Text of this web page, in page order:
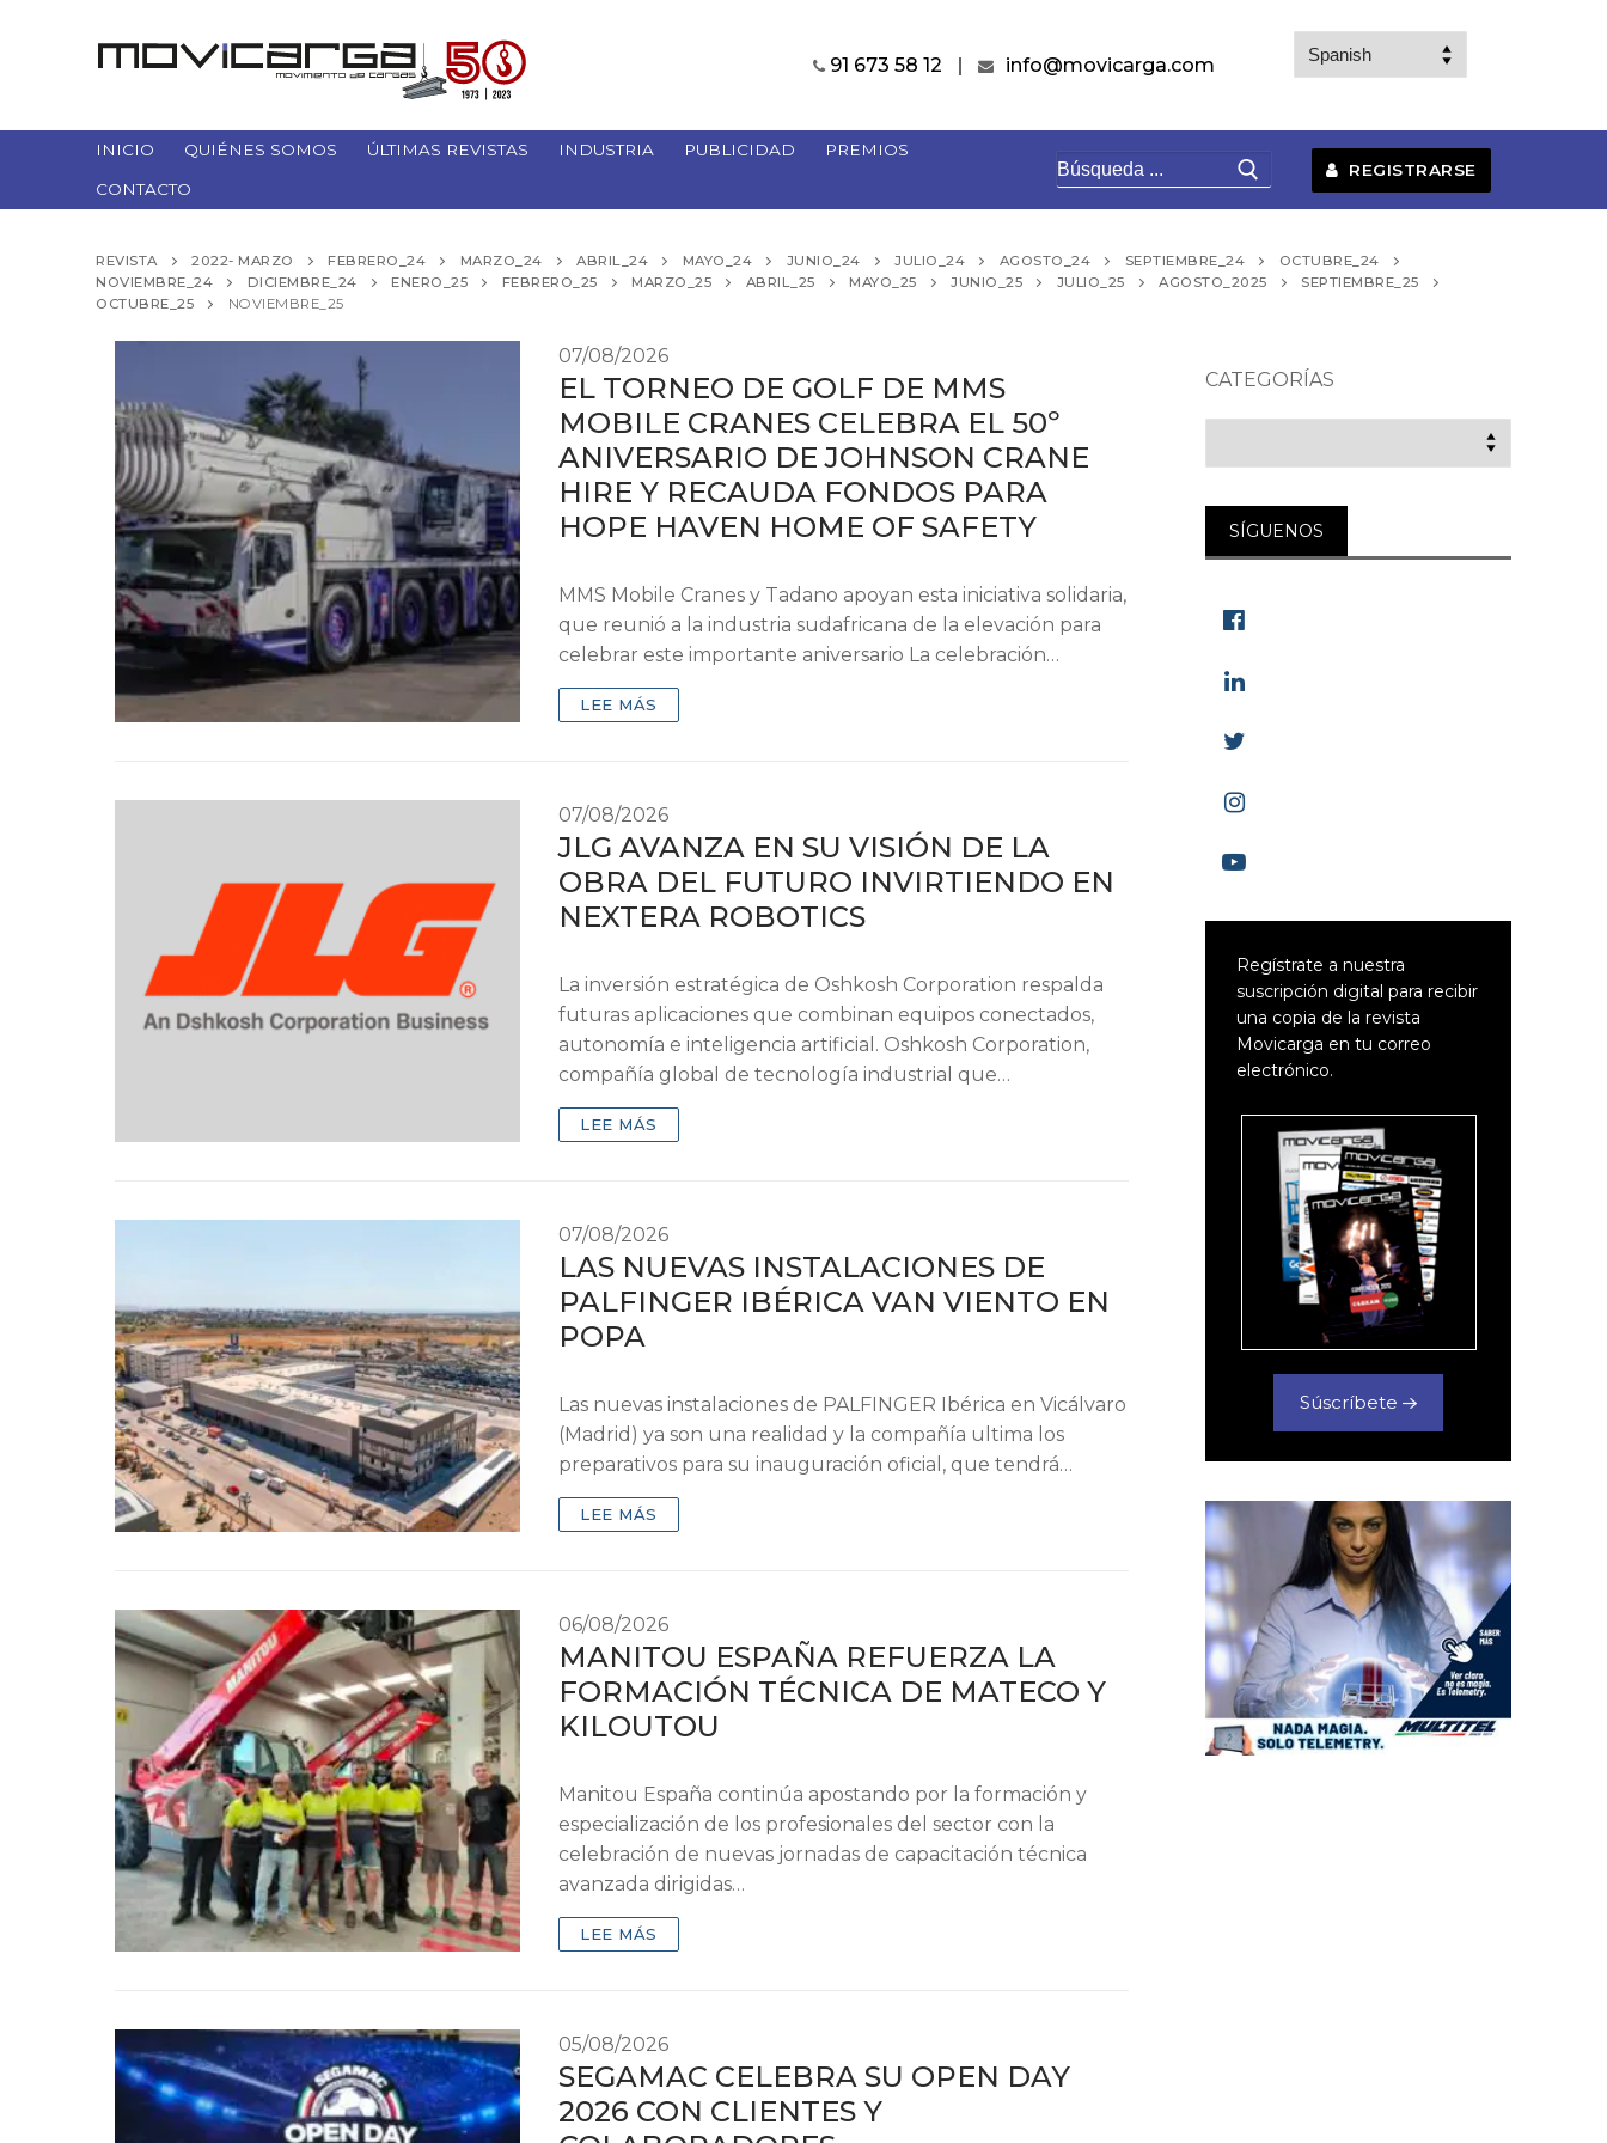
91 673 58 12 info@movicarga.com
INICIO QUIÉNES SOMOS ÚLTIMAS REVISTAS INDUSTRIA PUBLICIDAD PREMIOS
CONTACTO
Buscar: REGISTRARSE
REVISTA 2022- MARZO FEBRERO_24 MARZO_24 ABRIL_24 MAYO_24 JUNIO_24 JULIO_24 AGOSTO_24 SEPTIEMBRE_24
OCTUBRE_24
NOVIEMBRE_24
DICIEMBRE_24 ENERO_25 FEBRERO_25 MARZO_25 ABRIL_25 MAYO_25 JUNIO_25 JULIO_25 AGOSTO_2025
SEPTIEMBRE_25
OCTUBRE_25
NOVIEMBRE_25
07/08/2026
EL TORNEO DE GOLF DE MMS
MOBILE CRANES CELEBRA EL 50º
ANIVERSARIO DE JOHNSON CRANE
HIRE Y RECAUDA FONDOS PARA
HOPE HAVEN HOME OF SAFETY
MMS Mobile Cranes y Tadano apoyan esta iniciativa solidaria,
que reunió a la industria sudafricana de la elevación para
celebrar este importante aniversario La celebración…
LEE MÁS
07/08/2026
JLG AVANZA EN SU VISIÓN DE LA
OBRA DEL FUTURO INVIRTIENDO EN
NEXTERA ROBOTICS
La inversión estratégica de Oshkosh Corporation respalda
futuras aplicaciones que combinan equipos conectados,
autonomía e inteligencia artificial. Oshkosh Corporation,
compañía global de tecnología industrial que…
LEE MÁS
07/08/2026
LAS NUEVAS INSTALACIONES DE
PALFINGER IBÉRICA VAN VIENTO EN
POPA
Las nuevas instalaciones de PALFINGER Ibérica en Vicálvaro
(Madrid) ya son una realidad y la compañía ultima los
preparativos para su inauguración oficial, que tendrá…
LEE MÁS
06/08/2026
MANITOU ESPAÑA REFUERZA LA
FORMACIÓN TÉCNICA DE MATECO Y
KILOUTOU
Manitou España continúa apostando por la formación y
especialización de los profesionales del sector con la
celebración de nuevas jornadas de capacitación técnica
avanzada dirigidas…
LEE MÁS
05/08/2026
SEGAMAC CELEBRA SU OPEN DAY
2026 CON CLIENTES Y
CATEGORÍAS
SÍGUENOS
Regístrate a nuestra
suscripción digital para recibir
una copia de la revista
Movicarga en tu correo
electrónico.
Súscríbete